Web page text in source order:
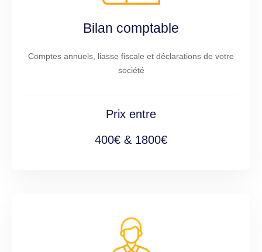
Bilan comptable
Comptes annuels, liasse fiscale et déclarations de votre
société
Prix entre
400€ & 1800€